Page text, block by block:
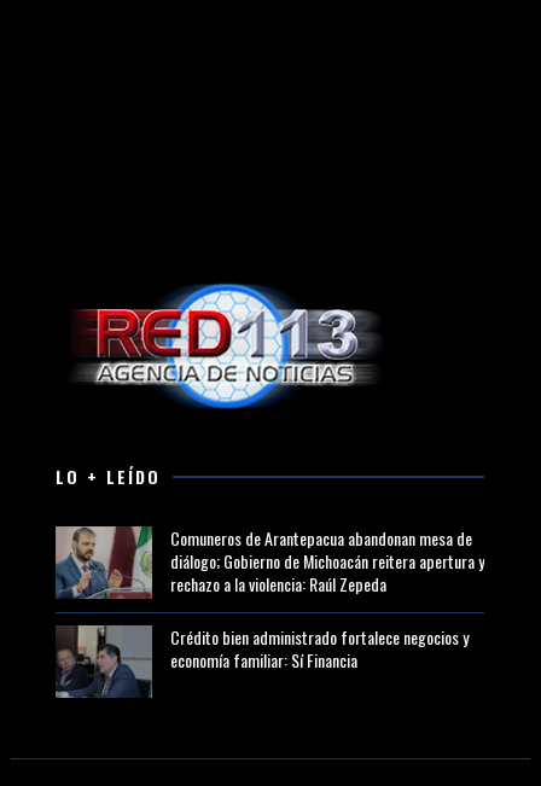
LO + LEÍDO
Comuneros de Arantepacua abandonan mesa de
diálogo; Gobierno de Michoacán reitera apertura y
rechazo a la violencia: Raúl Zepeda
Crédito bien administrado fortalece negocios y
economía familiar: Sí Financia